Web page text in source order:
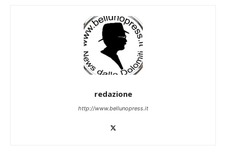
redazione
http://www.bellunopress.it